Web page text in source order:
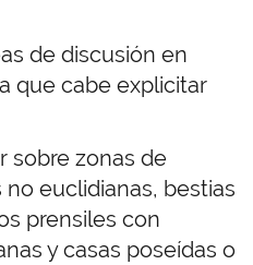
de discusión en
que cabe explicitar
sobre zonas de
euclidianas, bestias
prensiles con
y casas poseídas o